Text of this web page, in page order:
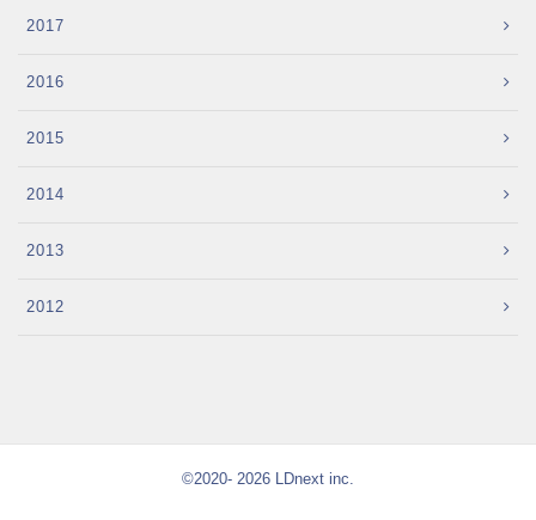
2017
2016
2015
2014
2013
2012
©2020- 2026 LDnext inc.